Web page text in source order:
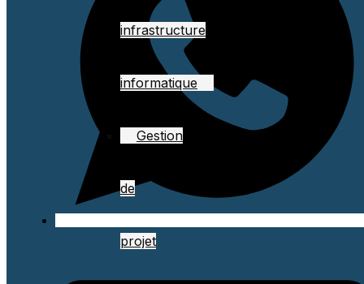
infrastructure
informatique
Gestion
de
projet